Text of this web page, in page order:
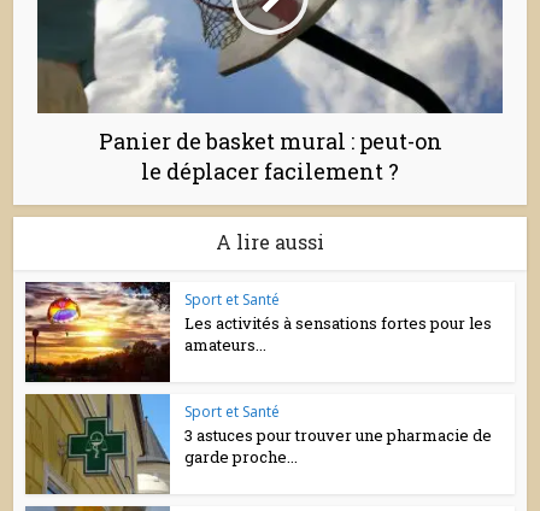
Panier de basket mural : peut-on
le déplacer facilement ?
A lire aussi
Sport et Santé
Les activités à sensations fortes pour les
amateurs...
Sport et Santé
3 astuces pour trouver une pharmacie de
garde proche...